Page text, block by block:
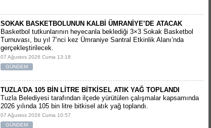
SOKAK BASKETBOLUNUN KALBİ ÜMRANİYE’DE ATACAK
Basketbol tutkunlarının heyecanla beklediği 3×3 Sokak Basketbol
Turnuvası, bu yıl 7’nci kez Ümraniye Santral Etkinlik Alanı’nda
gerçekleştirilecek.
07 Ağustos 2026 Cuma 13:18
GÜNDEM
TUZLA'DA 105 BİN LİTRE BİTKİSEL ATIK YAĞ TOPLANDI
Tuzla Belediyesi tarafından ilçede yürütülen çalışmalar kapsamında
2026 yılında 105 bin litre bitkisel atık yağ toplandı.
07 Ağustos 2026 Cuma 10:57
GÜNDEM